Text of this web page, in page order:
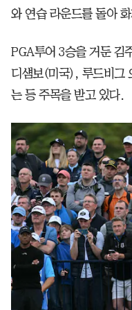
와 연습 라운드를 돌아
PGA투어 3승을 거둔 김
디섐보(미국), 루드비그
는 등 주목을 받고 있다.